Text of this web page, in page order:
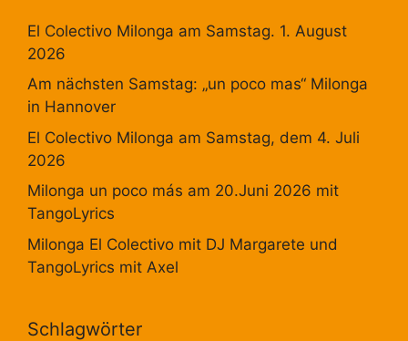
El Colectivo Milonga am Samstag. 1. August
2026
Am nächsten Samstag: „un poco mas“ Milonga
in Hannover
El Colectivo Milonga am Samstag, dem 4. Juli
2026
Milonga un poco más am 20.Juni 2026 mit
TangoLyrics
Milonga El Colectivo mit DJ Margarete und
TangoLyrics mit Axel
Schlagwörter